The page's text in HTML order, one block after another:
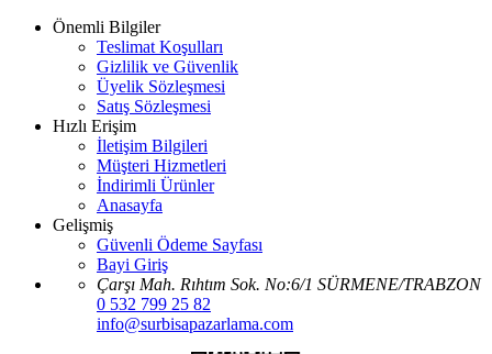
Önemli Bilgiler
Teslimat Koşulları
Gizlilik ve Güvenlik
Üyelik Sözleşmesi
Satış Sözleşmesi
Hızlı Erişim
İletişim Bilgileri
Müşteri Hizmetleri
İndirimli Ürünler
Anasayfa
Gelişmiş
Güvenli Ödeme Sayfası
Bayi Giriş
Çarşı Mah. Rıhtım Sok. No:6/1 SÜRMENE/TRABZON
0 532 799 25 82
info@surbisapazarlama.com